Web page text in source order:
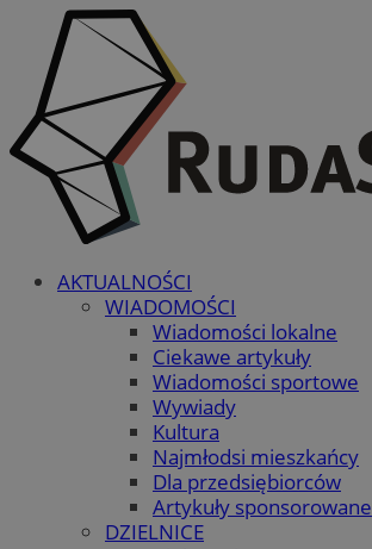
AKTUALNOŚCI
WIADOMOŚCI
Wiadomości lokalne
Ciekawe artykuły
Wiadomości sportowe
Wywiady
Kultura
Najmłodsi mieszkańcy
Dla przedsiębiorców
Artykuły sponsorowane
DZIELNICE